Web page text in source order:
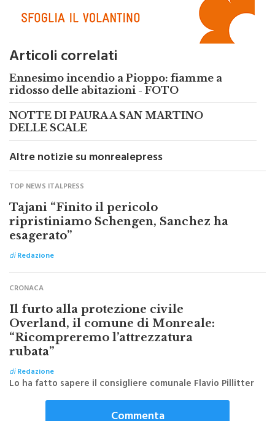
Ennesimo incendio a Pioppo: fiamme a
ridosso delle abitazioni - FOTO
DELLE SCALE
Altre notizie su monrealepress
TOP NEWS ITALPRESS
Tajani “Finito il pericolo
ripristiniamo Schengen, Sanchez ha
esagerato”
diRedazione
CRONACA
Il furto alla protezione civile
Overland, il comune di Monreale:
“Ricompreremo l’attrezzatura
rubata”
diRedazione
Lo ha fatto sapere il consigliere comunale Flavio Pillitter
Commenta